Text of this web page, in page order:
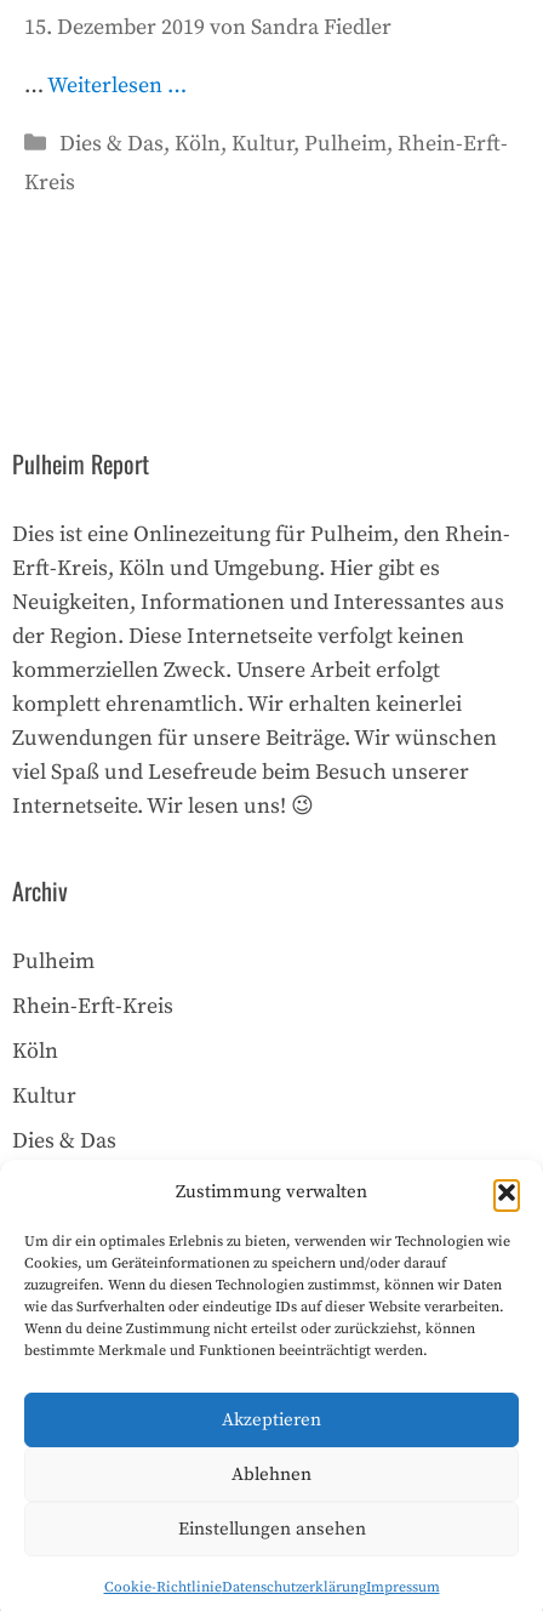
Zustimmung verwalten
Um dir ein optimales Erlebnis zu bieten, verwenden wir Technologien wie
Cookies, um Geräteinformationen zu speichern und/oder darauf
zuzugreifen. Wenn du diesen Technologien zustimmst, können wir Daten
wie das Surfverhalten oder eindeutige IDs auf dieser Website verarbeiten.
Wenn du deine Zustimmung nicht erteilst oder zurückziehst, können
bestimmte Merkmale und Funktionen beeinträchtigt werden.
Akzeptieren
Ablehnen
Einstellungen ansehen
Cookie-RichtlinieDatenschutzerklärungImpressum
15. Dezember 2019 vonSandra Fiedler
…Weiterlesen …
Kategorien
Dies & Das, Köln, Kultur, Pulheim, Rhein-Erft-
Kreis
Pulheim Report
Dies ist eine Onlinezeitung für Pulheim, den Rhein-
Erft-Kreis, Köln und Umgebung. Hier gibt es
Neuigkeiten, Informationen und Interessantes aus
der Region. Diese Internetseite verfolgt keinen
kommerziellen Zweck. Unsere Arbeit erfolgt
komplett ehrenamtlich. Wir erhalten keinerlei
Zuwendungen für unsere Beiträge. Wir wünschen
viel Spaß und Lesefreude beim Besuch unserer
Internetseite. Wir lesen uns! 😉
Archiv
Pulheim
Rhein-Erft-Kreis
Köln
Kultur
Dies & Das
Rechtliches
Datenschutzerklärung
Impressum
Cookie-Richtlinie (EU)
© 2026 Pulheim Report - Service byBilder und mehr